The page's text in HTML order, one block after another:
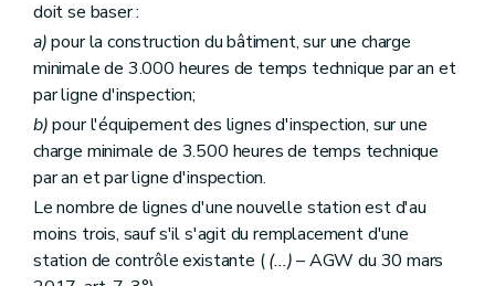
doit se baser :
a)pour la construction du bâtiment, sur une charge
minimale de 3.000 heures de temps technique par an et
par ligne d'inspection;
b)pour l'équipement des lignes d'inspection, sur une
charge minimale de 3.500 heures de temps technique
par an et par ligne d'inspection.
Le nombre de lignes d'une nouvelle station est d'au
moins trois, sauf s'il s'agit du remplacement d'une
station de contrôle existante ((...)– AGW du 30 mars